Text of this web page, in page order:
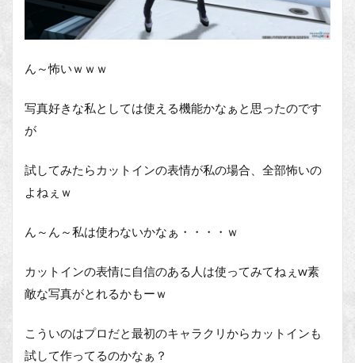
ん～怖いｗｗｗ
写真好きな私としては使える機能かなぁと思ったのです
が
試してみたらカットインの表情が私の場合、全部怖いの
よねぇｗ
ん～ん～私は使わないかなぁ・・・・ｗ
カットインの表情に自信のある人は使ってみてねぇw素
敵な写真がとれるかもーｗ
こういのはプロだと最初のキャラクリからカットインも
試して作ってるのかなぁ？